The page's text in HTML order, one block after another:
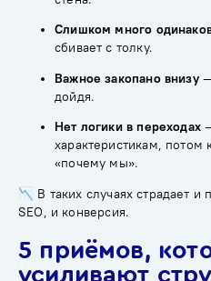
Слишком много
сбивает с толку.
Важное закопано внизу—
дойдя.
Нет логики в переходах—
характеристикам, потом
«почему мы».
📉 В таких случаях страдает и
SEO, и конверсия.
5 приёмов,
усиливают